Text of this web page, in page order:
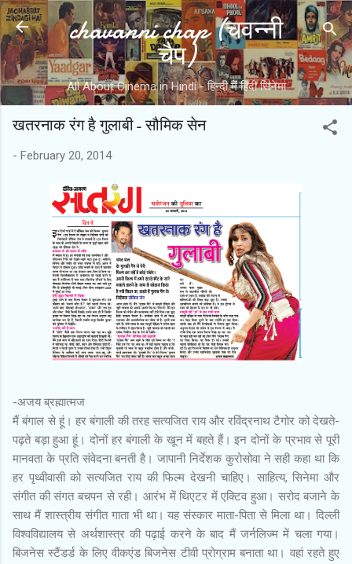
Skip to main content
chavanni chap (चवन्नी
चैप)
All About Cinema in Hindi - हिन्दी में हिंदी सिनेमा
खतरनाक रंग है गुलाबी- सौमिक सेन
- February 20, 2014
-अजय ब्रह्मात्मज
मैं बंगाल से हूं। हर बंगाली की तरह सत्यजित राय और रविंद्रनाथ टैगोर को देखते-
पढ़ते बड़ा हुआ हूं। दोनों हर बंगाली के खून में बहते हैं। इन दोनों के प्रभाव से पूरी
मानवता के प्रति संवेदना बनती है। जापानी निर्देशक कुरोसोवा ने सही कहा था कि
हर पृथ्वीवासी को सत्यजित राय की फिल्म देखनी चाहिए। साहित्य, सिनेमा और
संगीत की संगत बचपन से रही। आरंभ में थिएटर में एक्टिव हुआ। सरोद बजाने के
साथ मैं शास्त्रीय संगीत गाता भी था। यह संस्कार माता-पिता से मिला था। दिल्ली
विश्वविद्यालय से अर्थशास्त्र की पढ़ाई करने के बाद मैं जर्नलिज्म में चला गया।
बिजनेस स्टैंडर्ड के लिए वीकएंड बिजनेस टीवी प्रोग्राम बनाता था। वहां रहते हुए